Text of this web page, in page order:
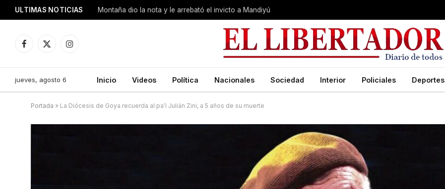
ULTIMAS NOTICIAS Montaña dio la nota y le arrebató el invicto a Mandiyú
Facebook
X
Instagram
jueves, agosto 6 Inicio Videos Política Nacionales Sociedad Interior Policiales Deportes
Portada » La Diócesis de Goya recuerda al pa’i Julián Zini, a 5 años de su muerte